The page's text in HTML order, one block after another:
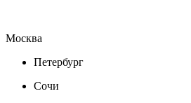
Москва
Петербург
Сочи